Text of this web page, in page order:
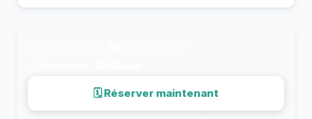
🗓 Réserver maintenant